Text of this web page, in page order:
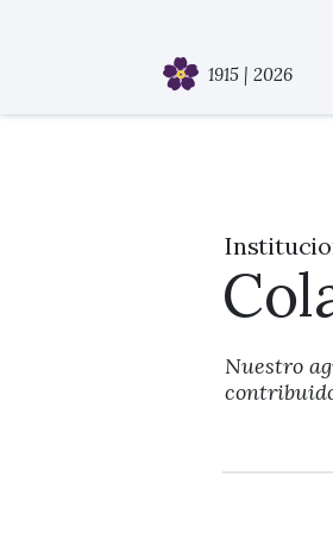
1915 | 2026
Nuestro